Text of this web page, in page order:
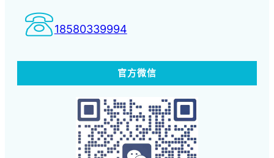
18580339994
官方微信